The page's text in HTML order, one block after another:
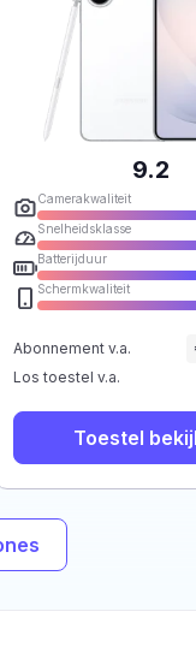
9.2
Camerakwaliteit
Snelheidsklasse
Batterijduur
Schermkwaliteit
Abonnement v.a.
Los toestel v.a.
Toestel